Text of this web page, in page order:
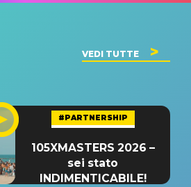
VEDI TUTTE
#PARTNERSHIP
105XMASTERS 2026 –
sei stato
INDIMENTICABILE!